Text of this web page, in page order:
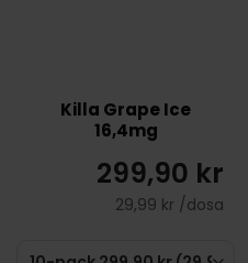
Killa Grape Ice
16,4mg
299,90 kr
29,99 kr /dosa